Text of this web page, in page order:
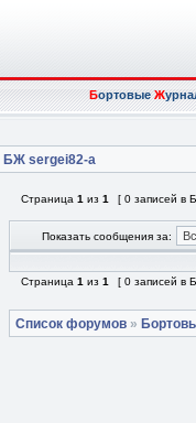
БортовыеЖ
БЖ sergei82-а
Страница 1 из 1 [ 0 записей в
Показать сообщения за:
Страница 1 из 1 [ 0 записей в
Список форумов »